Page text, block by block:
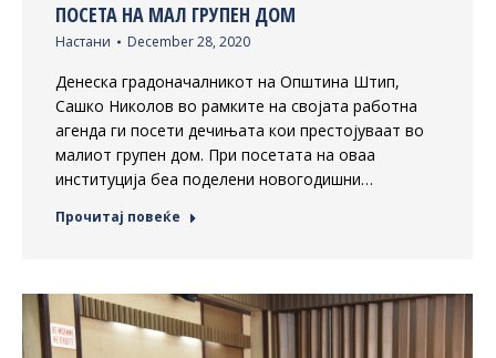
ПОСЕТА НА МАЛ ГРУПЕН ДОМ
Настани December 28, 2020
Денеска градоначалникот на Општина Штип,
Сашко Николов во рамките на својата работна
агенда ги посети дечињата кои престојуваат во
малиот групен дом. При посетата на оваа
институција беа поделени новогодишни…
Прочитај повеќе